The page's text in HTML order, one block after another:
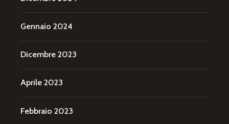
Gennaio 2024
Dicembre 2023
Aprile 2023
Febbraio 2023